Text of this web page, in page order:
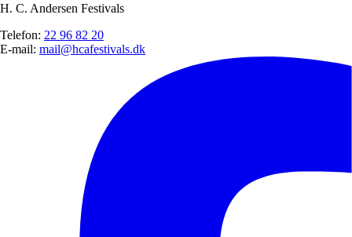
H. C. Andersen Festivals
Telefon: 22 96 82 20
E-mail: mail@hcafestivals.dk